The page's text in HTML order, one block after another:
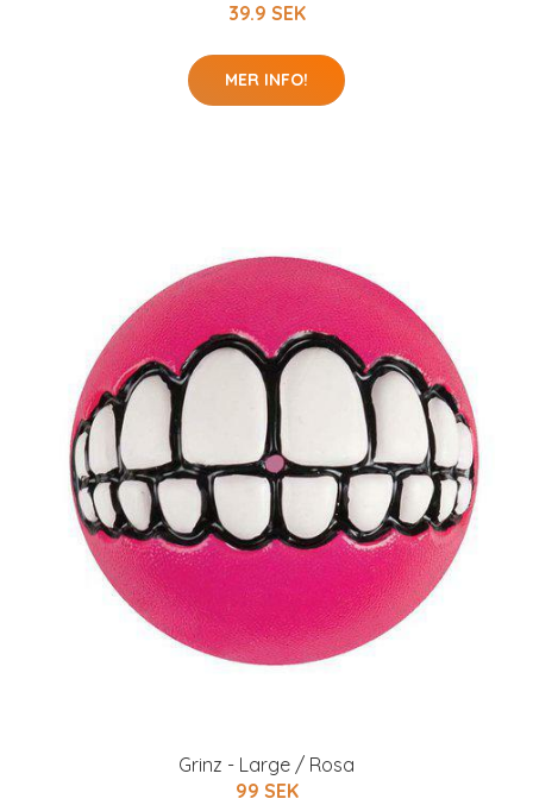
39.9 SEK
MER INFO!
Grinz - Large / Rosa
99 SEK